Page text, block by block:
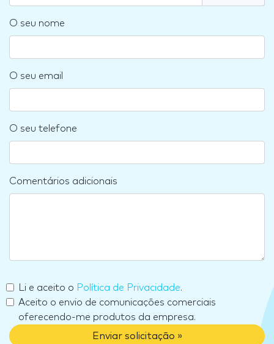
O seu nome
O seu email
O seu telefone
Comentários adicionais
Li e aceito o Política de Privacidade.
Aceito o envio de comunicações comerciais
oferecendo-me produtos da empresa.
Enviar solicitação »